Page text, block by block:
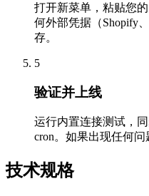
打开新菜单，粘贴您
何外部凭据（Shopify
存。
5
验证并上线
运行内置连接测试，
cron。如果出现任何问
技术规格